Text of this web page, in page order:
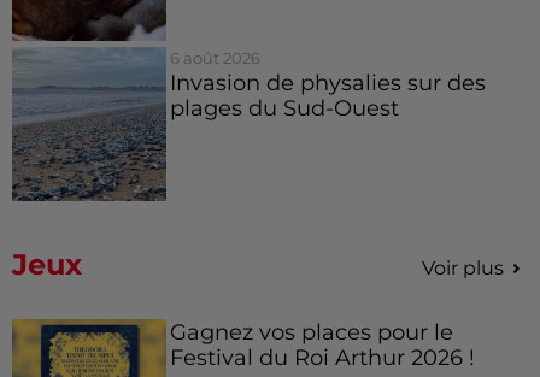
6 août 2026
Invasion de physalies sur des
plages du Sud-Ouest
Jeux Voir plus
Gagnez vos places pour le
Festival du Roi Arthur 2026 !